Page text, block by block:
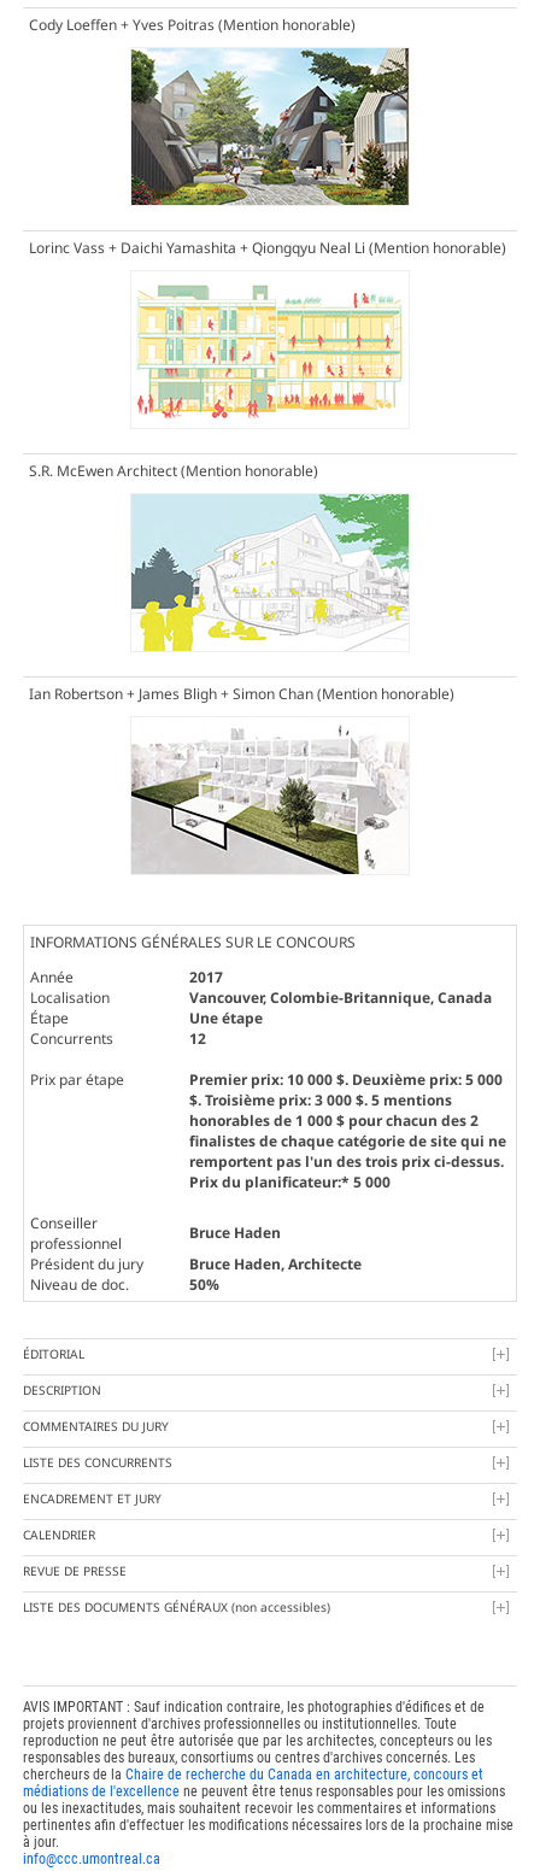
Cody Loeffen + Yves Poitras(Mention honorable)
Lorinc Vass + Daichi Yamashita + Qiongqyu Neal Li (Mention honorable)
S.R. McEwen Architect(Mention honorable)
Ian Robertson + James Bligh + Simon Chan(Mention honorable)
INFORMATIONS GÉNÉRALES SUR LE CONCOURS
Année
2017
Localisation
Vancouver, Colombie-Britannique, Canada
Étape
Une étape
Concurrents
12
Prix par étape
Premier prix: 10 000 $. Deuxième prix: 5 000
$. Troisième prix: 3 000 $. 5 mentions
honorables de 1 000 $ pour chacun des 2
finalistes de chaque catégorie de site qui ne
remportent pas l'un des trois prix ci-dessus.
Prix du planificateur:* 5 000
Conseiller
professionnel
Bruce Haden
Président du jury
Bruce Haden, Architecte
Niveau de doc.
50%
ÉDITORIAL
DESCRIPTION
COMMENTAIRES DU JURY
LISTE DES CONCURRENTS
ENCADREMENT ET JURY
CALENDRIER
REVUE DE PRESSE
LISTE DES DOCUMENTS GÉNÉRAUX (non accessibles)
AVIS IMPORTANT : Sauf indication contraire, les photographies d'édifices et de
projets proviennent d'archives professionnelles ou institutionnelles. Toute
reproduction ne peut être autorisée que par les architectes, concepteurs ou les
responsables des bureaux, consortiums ou centres d'archives concernés. Les
chercheurs de la Chaire de recherche du Canada en architecture, concours et
médiations de l'excellencene peuvent être tenus responsables pour les omissions
ou les inexactitudes, mais souhaitent recevoir les commentaires et informations
pertinentes afin d'effectuer les modifications nécessaires lors de la prochaine mise
à jour.
info@ccc.umontreal.ca